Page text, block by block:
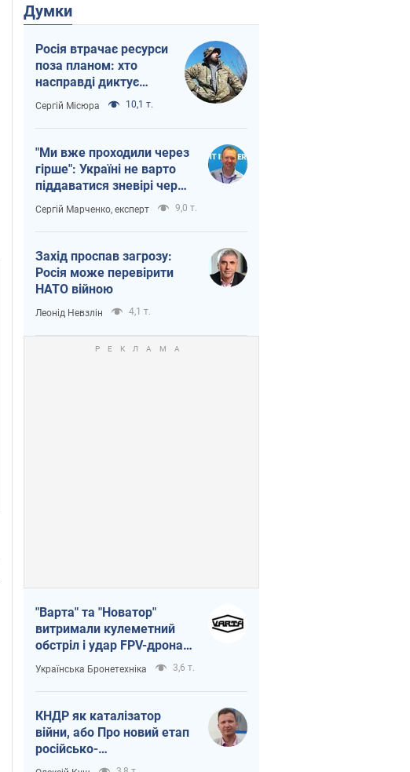
Думки
Росія втрачає ресурси
поза планом: хто
насправді диктує
темп війни
Сергій Місюра 10,1 т.
"Ми вже проходили через
гірше": Україні не варто
піддаватися зневірі через
ракетний терор
Сергій Марченко, експерт 9,0 т.
Захід проспав загрозу:
Росія може перевірити
НАТО війною
Леонід Невзлін 4,1 т.
"Варта" та "Новатор"
витримали кулеметний
обстріл і удар FPV-дрона,
врятувавши життя
офіцеру ЗСУ
Українська Бронетехніка 3,6 т.
КНДР як каталізатор
війни, або Про новий етап
російсько-
північнокорейського